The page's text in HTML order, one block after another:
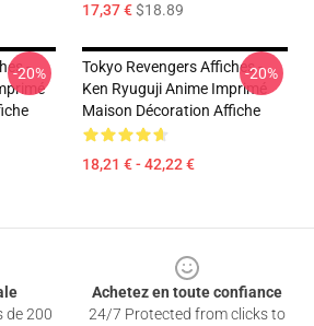
17,37 €$18.89
-
-20%
Tokyo Revengers Affiches -
Ken Ryuguji Anime Imprimé
Maison Décoration Affiche
18,21 € - 42,22 €
-20%
de 200
Achetez en toute confiance
24/7 Protected from clicks to